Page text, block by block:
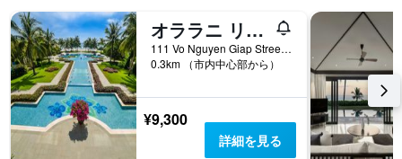
オララニ リゾート＆コンドテル
111 Vo Nguyen Giap Street, Ngu Hanh Son, Da Nang City, ダナン, ベトナム
0.3km （市内中心部から）
¥9,300
詳細を見る